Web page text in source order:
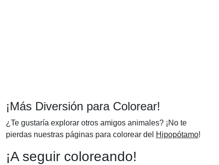
¡Más Diversión para Colorear!
¿Te gustaría explorar otros amigos animales? ¡No te
pierdas nuestras páginas para colorear del Hipopótamo!
¡A seguir coloreando!